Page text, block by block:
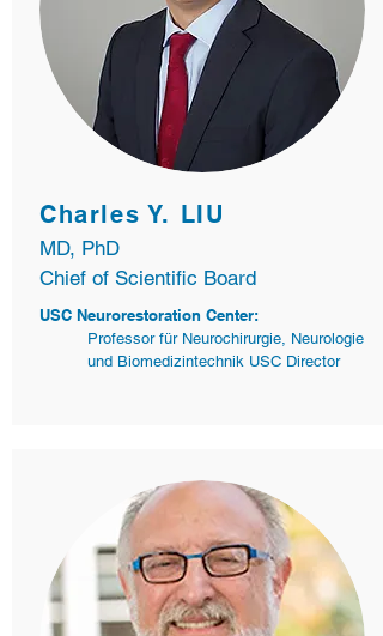
Charles Y. LIU
MD, PhD
Chief of Scientific Board
USC Neurorestoration Center:
Professor für Neurochirurgie, Neurologie
und Biomedizintechnik USC Director